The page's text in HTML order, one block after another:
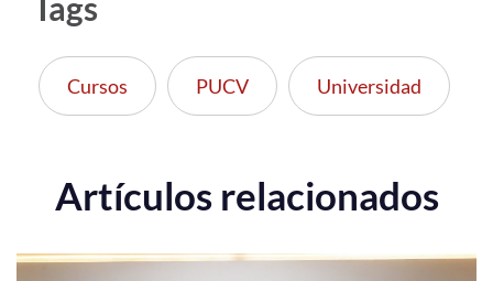
Cursos PUCV Universidad
Artículos relacionados